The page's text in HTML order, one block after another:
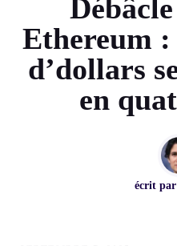
Ethereum
d’dollars
en
écrit par